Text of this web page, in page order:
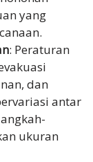
yang
: Peraturan
dan
antar
ukuran